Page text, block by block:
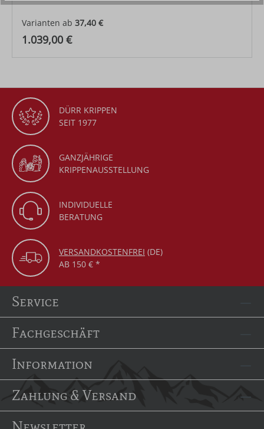
Varianten ab 37,40 €
Regulärer Preis:
1.039,00 €
DÜRR KRIPPEN
SEIT 1977
GANZJÄHRIGE
KRIPPENAUSSTELLUNG
INDIVIDUELLE
BERATUNG
VERSANDKOSTENFREI (DE)
AB 150 € *
Service
Fachgeschäft
Information
Zahlung & Versand